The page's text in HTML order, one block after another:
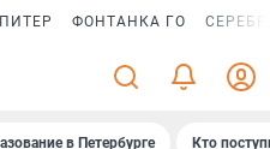
ФОНТАНКА ГО
в Петербурге Кто